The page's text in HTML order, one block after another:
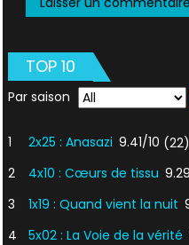
TOP 10
Par saison
1 2x25 : Anasazi 9.41/10 (22)
2
4x10 : Cœurs de tissu
3
1x19 : Quand vient la nuit
4
5x02 : La Voie de la vérité